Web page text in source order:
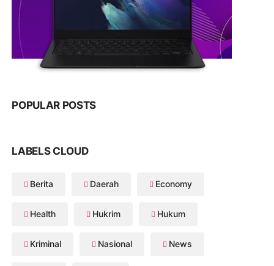
POPULAR POSTS
LABELS CLOUD
Berita Daerah Economy
Health Hukrim Hukum
Kriminal Nasional News